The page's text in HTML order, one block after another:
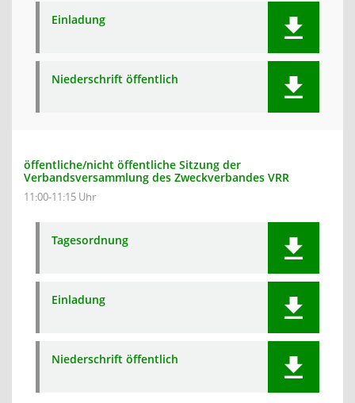
Einladung
Niederschrift öffentlich
öffentliche/nicht öffentliche Sitzung der
Verbandsversammlung des Zweckverbandes VRR
11:00-11:15 Uhr
Tagesordnung
Einladung
Niederschrift öffentlich